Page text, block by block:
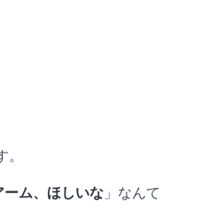
ーム、ほしいな 」なんて